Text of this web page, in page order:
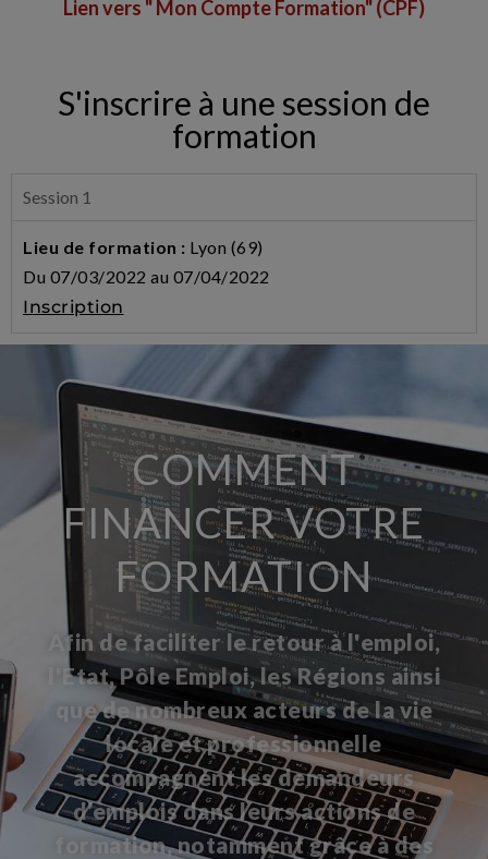
Lien vers " Mon Compte Formation" (CPF)
S'inscrire à une session de
formation
Session 1
Lieu de formation : Lyon (69)
Du 07/03/2022 au 07/04/2022
Inscription
COMMENT
FINANCER VOTRE
FORMATION
Afin de faciliter le retour à l'emploi,
l'Etat, Pôle Emploi, les Régions ainsi
que de nombreux acteurs de la vie
locale et professionnelle
accompagnent les demandeurs
d’emplois dans leurs actions de
formation, notamment grâce à des